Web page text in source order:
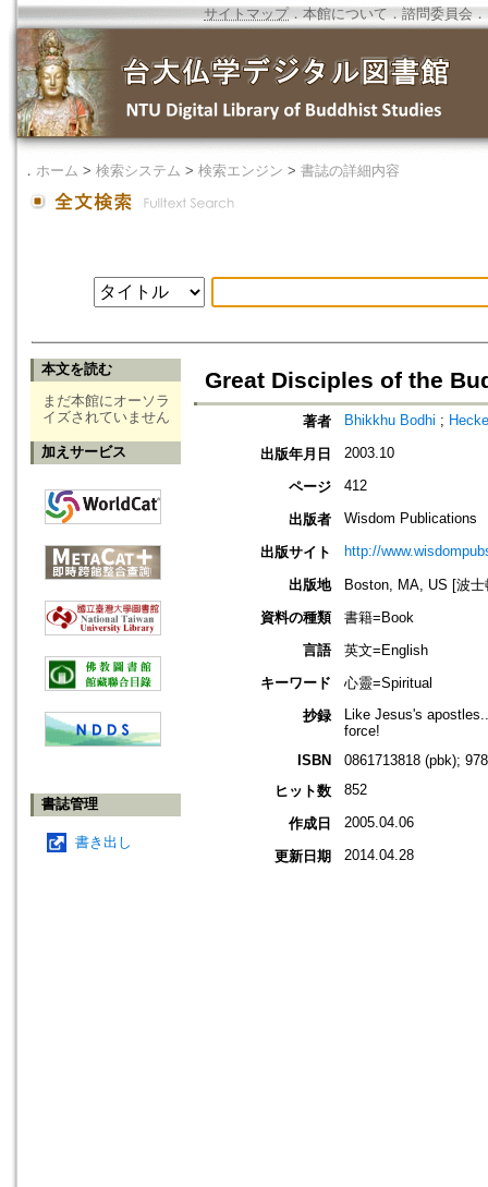
サイトマップ．本館について ． 諮問委員会 ．
． ホーム > 検索システム > 検索エンジン > 書誌の詳細内容
本文を読む
まだ本館にオーソラ
イズされていません
加えサービス
書誌管理
書き出し
Great Disciples of the
著者 Bhikkhu Bodhi ;
出版年月日 2003.10
ページ 412
出版者 Wisdom Publications
出版サイト http://
出版地
Boston, MA, US [波
資料の種類
書籍=Book
言語
英文=English
キーワード
心靈=Spiritual
抄録
Like Jesus's
force!
ISBN
0861713818 (pbk);
ヒット数
852
作成日 2005.04.06
更新日期 2014.04.28